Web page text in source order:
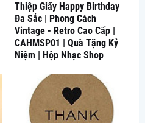
Thiệp Giấy Happy Birthday
Đa Sắc | Phong Cách
Vintage - Retro Cao Cấp |
CAHMSP01 | Quà Tặng Kỷ
Niệm | Hộp Nhạc Shop